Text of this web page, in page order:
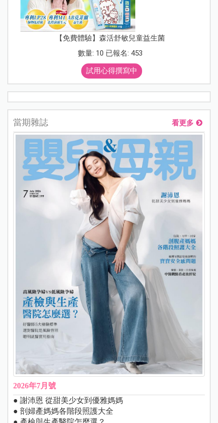
【免費體驗】森活舒敏兒童益生菌
數量: 10 已報名: 453
試用心得撰寫中
當期雜誌 看更多
2026年7月號
● 謝沛恩 從甜美少女到優雅媽媽
● 剖婦產媽媽各階段照護大全